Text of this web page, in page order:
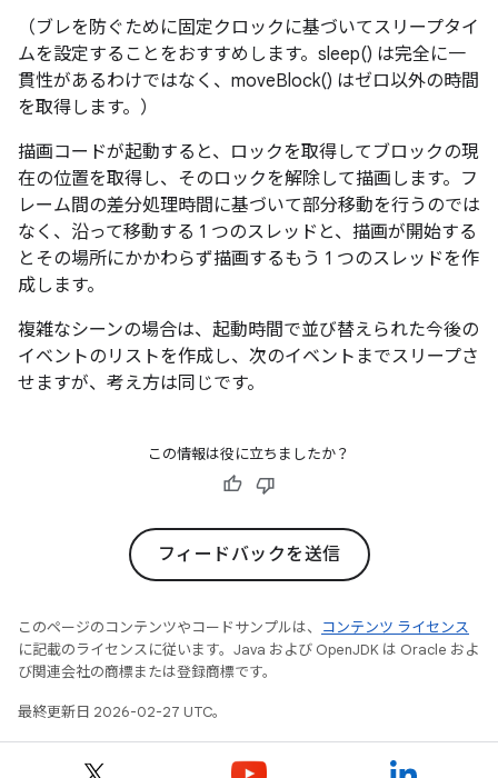
（ブレを防ぐために固定クロックに基づいてスリープタイ
ムを設定することをおすすめします。sleep() は完全に一
貫性があるわけではなく、moveBlock() はゼロ以外の時間
を取得します。）
描画コードが起動すると、ロックを取得してブロックの現
在の位置を取得し、そのロックを解除して描画します。フ
レーム間の差分処理時間に基づいて部分移動を行うのでは
なく、沿って移動する 1 つのスレッドと、描画が開始する
とその場所にかかわらず描画するもう 1 つのスレッドを作
成します。
複雑なシーンの場合は、起動時間で並び替えられた今後の
イベントのリストを作成し、次のイベントまでスリープさ
せますが、考え方は同じです。
この情報は役に立ちましたか？
フィードバックを送信
このページのコンテンツやコードサンプルは、
コンテンツ ライセンス
に記載のライセンスに従います。Java および OpenJDK は Oracle およ
び関連会社の商標または登録商標です。
最終更新日 2026-02-27 UTC。